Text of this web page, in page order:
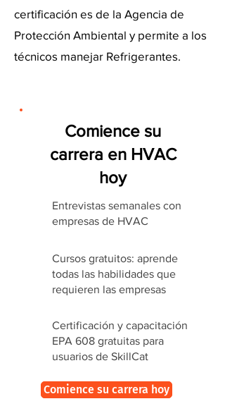
certificación es de la Agencia de
Protección Ambiental y permite a los
técnicos manejar Refrigerantes.
Comience su
carrera en HVAC
hoy
Entrevistas semanales con
empresas de HVAC
Cursos gratuitos: aprende
todas las habilidades que
requieren las empresas
Certificación y capacitación
EPA 608 gratuitas para
usuarios de SkillCat
Comience su carrera hoy